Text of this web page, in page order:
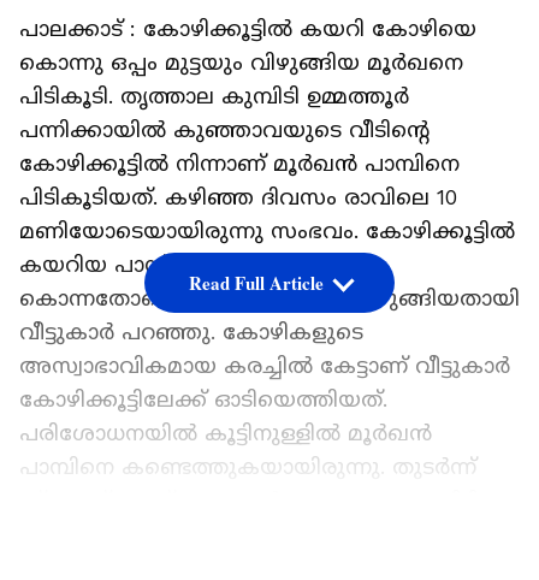
പാലക്കാട് : കോഴിക്കൂട്ടിൽ കയറി കോഴിയെ
കൊന്നു ഒപ്പം മുട്ടയും വിഴുങ്ങിയ മൂർഖനെ
പിടികൂടി. തൃത്താല കുമ്പിടി ഉമ്മത്തൂർ
പന്നിക്കായിൽ കുഞ്ഞാവയുടെ വീടിന്റെ
കോഴിക്കൂട്ടിൽ നിന്നാണ് മൂർഖൻ പാമ്പിനെ
പിടികൂടിയത്. കഴിഞ്ഞ ദിവസം രാവിലെ 10
മണിയോടെയായിരുന്നു സംഭവം. കോഴിക്കൂട്ടിൽ
കയറിയ പാമ്പ് ഒരു കോഴിയെ
കൊന്നതോടൊപ്പം ഒരു മുട്ടയും വിഴുങ്ങിയതായി
വീട്ടുകാർ പറഞ്ഞു. കോഴികളുടെ
അസ്വാഭാവികമായ കരച്ചിൽ കേട്ടാണ് വീട്ടുകാർ
കോഴിക്കൂട്ടിലേക്ക് ഓടിയെത്തിയത്.
പരിശോധനയിൽ കൂട്ടിനുള്ളിൽ മൂർഖൻ
പാമ്പിനെ കണ്ടെത്തുകയായിരുന്നു. തുടർന്ന്
Read Full Article